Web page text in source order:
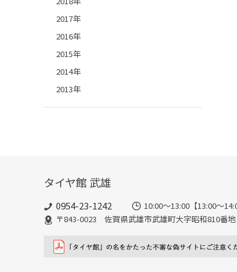
2017年
2016年
2015年
2014年
2013年
タイヤ館 武雄
0954-23-1242
10:00～13:00【13:00～
〒843-0023 佐賀県武雄市武雄町大字昭和810番地